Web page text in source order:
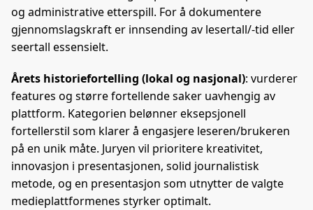
og administrative etterspill. For å dokumentere
gjennomslagskraft er innsending av lesertall/-tid eller
seertall essensielt.
Årets historiefortelling (lokal og nasjonal): vurderer
features og større fortellende saker uavhengig av
plattform. Kategorien belønner eksepsjonell
fortellerstil som klarer å engasjere leseren/brukeren
på en unik måte. Juryen vil prioritere kreativitet,
innovasjon i presentasjonen, solid journalistisk
metode, og en presentasjon som utnytter de valgte
medieplattformenes styrker optimalt.